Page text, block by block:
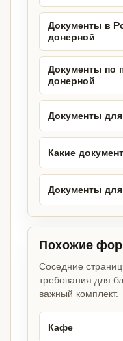
Документы в
донерной
Документы по
донерной
Документы
Какие
Документы
Похожие
Соседние
требования для
важный комплект.
Кафе